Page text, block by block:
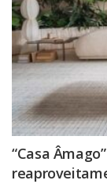
“Casa